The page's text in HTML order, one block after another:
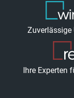
Zuverlässige
Ihre Experten